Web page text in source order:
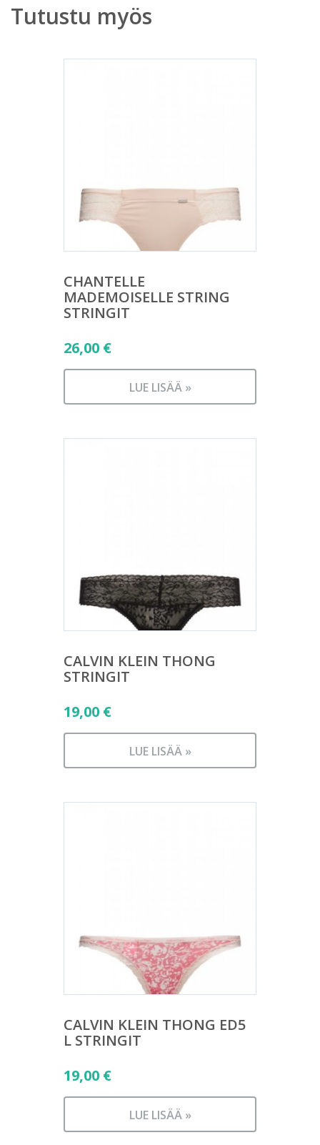
Tutustu myös
CHANTELLE
MADEMOISELLE STRING
STRINGIT
26,00 €
LUE LISÄÄ »
CALVIN KLEIN THONG
STRINGIT
19,00 €
LUE LISÄÄ »
CALVIN KLEIN THONG ED5
L STRINGIT
19,00 €
LUE LISÄÄ »